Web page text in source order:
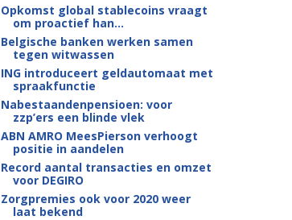
Opkomst global stablecoins vraagt
om proactief han...
Belgische banken werken samen
tegen witwassen
ING introduceert geldautomaat met
spraakfunctie
Nabestaandenpensioen: voor
zzp’ers een blinde vlek
ABN AMRO MeesPierson verhoogt
positie in aandelen
Record aantal transacties en omzet
voor DEGIRO
Zorgpremies ook voor 2020 weer
laat bekend